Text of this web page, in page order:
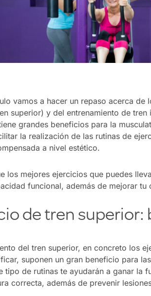
vamos a hacer un repaso acerca
superior) y del entrenamiento de
grandes beneficios para la
la realización de las rutinas de
a nivel estético.
los mejores ejercicios que puedes
funcional, además de mejorar tu
de tren superior:
del tren superior, en concreto los
suponen un gran beneficio para
tipo de rutinas te ayudarán a ganar la
correcta, además de prevenir